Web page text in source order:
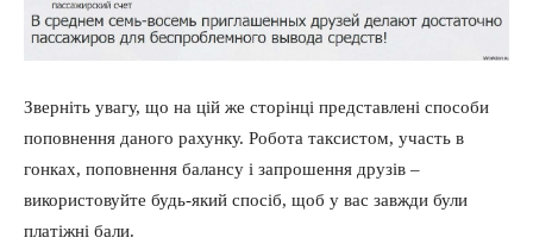
Зверніть увагу, що на цій же сторінці представлені способи
поповнення даного рахунку. Робота таксистом, участь в
гонках, поповнення балансу і запрошення друзів –
використовуйте будь-який спосіб, щоб у вас завжди були
платіжні бали.